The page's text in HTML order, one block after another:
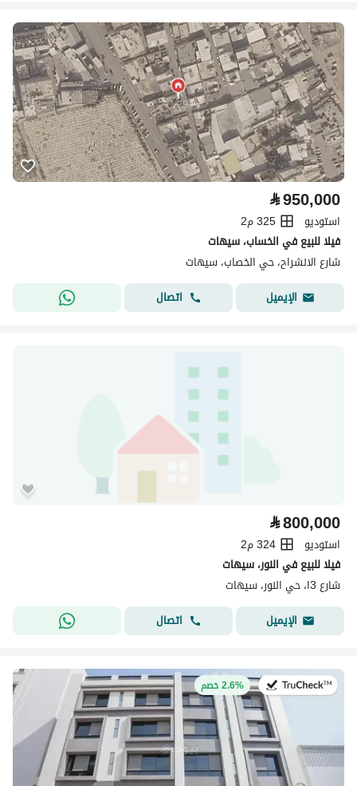
⃁950,000
استوديو
325 م2
فيلا للبيع في الخساب، سيهات
شارع الانشراح، حي الخصاب، سيهات
الإيميل
اتصال
⃁800,000
استوديو
324 م2
فيلا للبيع في النور، سيهات
شارع 3ا، حي النور، سيهات
الإيميل
اتصال
في:22 يوليو 20262.6% خصم